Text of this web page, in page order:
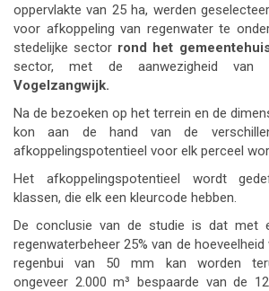
oppervlakte van 25 ha, werden
voor afkoppeling van regenwater te
stedelijke sector rond het
sector, met de aanwezigheid van
Vogelzangwijk.
Na de bezoeken op het terrein en de
kon aan de hand van de
afkoppelingspotentieel voor elk perceel
Het afkoppelingspotentieel wordt
klassen, die elk een kleurcode hebben.
De conclusie van de studie is dat met
regenwaterbeheer 25% van de
regenbui van 50 mm kan worden
ongeveer 2.000 m³ bespaarde van de